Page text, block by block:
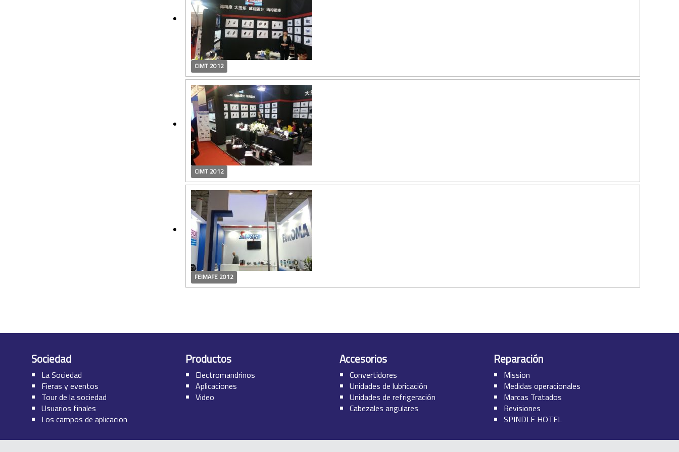
CIMT 2012
CIMT 2012
FEIMAFE 2012
Sociedad
La Sociedad
Fieras y eventos
Tour de la sociedad
Usuarios finales
Los campos de aplicacion
Productos
Electromandrinos
Aplicaciones
Video
Accesorios
Convertidores
Unidades de lubricación
Unidades de refrigeración
Cabezales angulares
Reparación
Mission
Medidas operacionales
Marcas Tratados
Revisiones
SPINDLE HOTEL